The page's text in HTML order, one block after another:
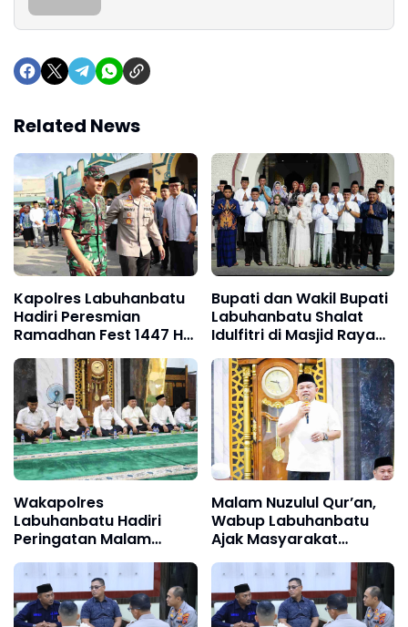
Related News
Kapolres Labuhanbatu
Hadiri Peresmian
Ramadhan Fest 1447 H
di Masjid Agung
Rantauprapat
Bupati dan Wakil Bupati
Labuhanbatu Shalat
Idulfitri di Masjid Raya
Al-Ikhlas Ujung Bandar
Wakapolres
Labuhanbatu Hadiri
Peringatan Malam
Nuzulul Qur’an 17
Ramadhan 1447 H di
Masjid Raya Al-Ikhlas
Malam Nuzulul Qur’an,
Wabup Labuhanbatu
Ajak Masyarakat
Alihkan Gadget ke
Mushaf